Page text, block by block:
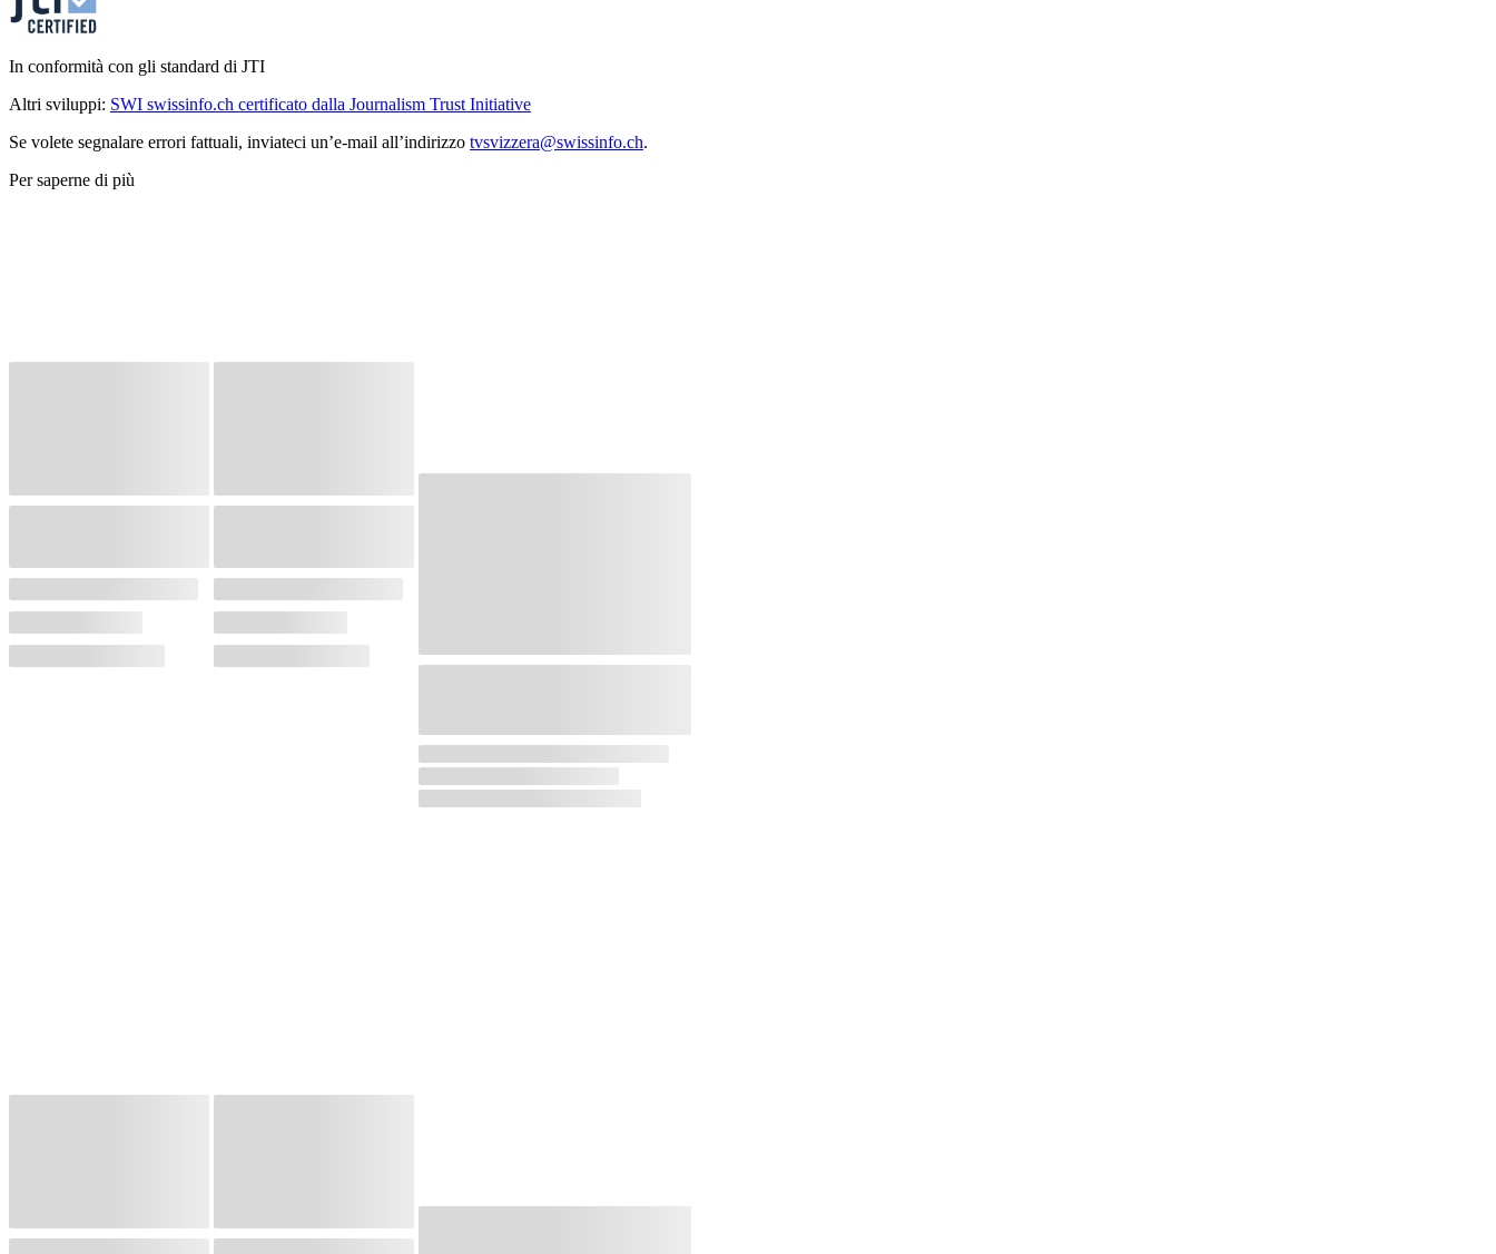
In conformità con gli standard di JTI
Altri sviluppi: SWI swissinfo.ch certificato dalla Journalism Trust Initiative
Se volete segnalare errori fattuali, inviateci un’e-mail all’indirizzo tvsvizzera@swissinfo.ch.
Per saperne di più